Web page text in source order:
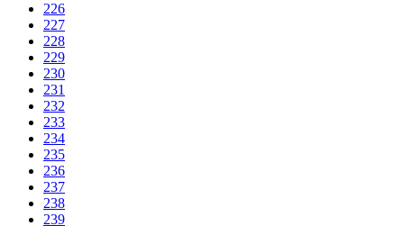
226
227
228
229
230
231
232
233
234
235
236
237
238
239